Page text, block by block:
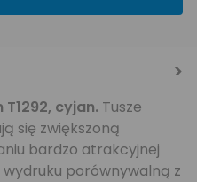
T1292, cyjan. Tusze
się zwiększoną
bardzo atrakcyjnej
porównywalną z